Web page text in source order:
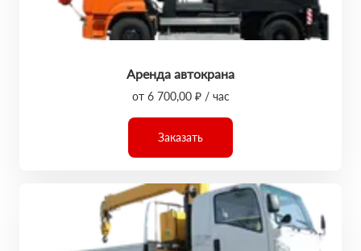
Аренда автокрана
от 6 700,00 ₽ / час
Заказать